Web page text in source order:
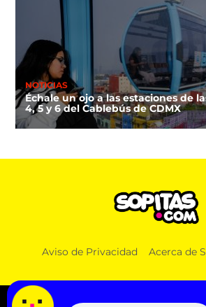
NOTICIAS
Échale un ojo a las estaciones de
4, 5 y 6 del Cablebús de CDMX
¿De plano? Argentina hace Día
Aviso de Privacidad Acerca de